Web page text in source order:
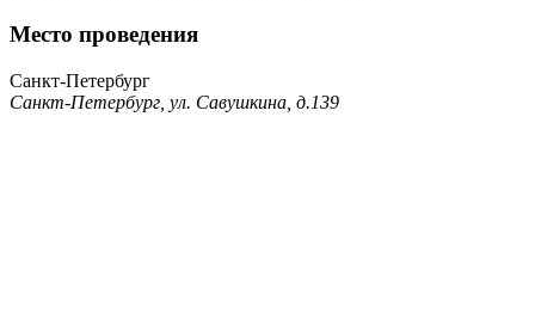
Место проведения
Санкт-Петербург
Санкт-Петербург, ул. Савушкина, д.139